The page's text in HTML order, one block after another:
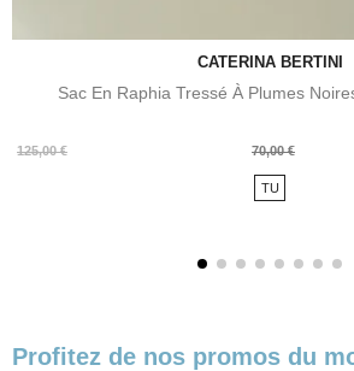
CATERINA BERTINI
Sac En Raphia Tressé À Plumes
125,00 €
Prix
70,00 €
Prix
TU
Profitez de nos promos du